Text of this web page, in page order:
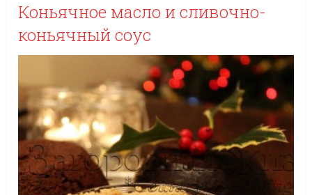
Коньячное масло и сливочно-
коньячный соус